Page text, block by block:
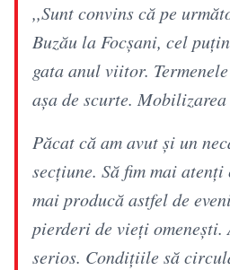
,,Sunt convins că pe
Buzău la Focșani, cel
gata anul viitor.
așa de scurte.
Păcat că am avut și un
secțiune. Să fim mai
mai producă astfel de
pierderi de vieți omenești.
serios. Condițiile să